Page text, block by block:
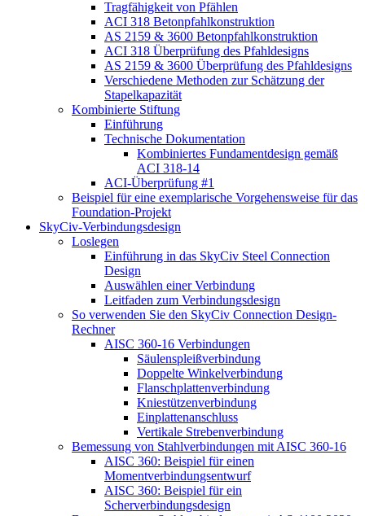
Tragfähigkeit von Pfählen
ACI 318 Betonpfahlkonstruktion
AS 2159 & 3600 Betonpfahlkonstruktion
ACI 318 Überprüfung des Pfahldesigns
AS 2159 & 3600 Überprüfung des Pfahldesigns
Verschiedene Methoden zur Schätzung der
Stapelkapazität
Kombinierte Stiftung
Einführung
Technische Dokumentation
Kombiniertes Fundamentdesign gemäß
ACI 318-14
ACI-Überprüfung #1
Beispiel für eine exemplarische Vorgehensweise für das
Foundation-Projekt
SkyCiv-Verbindungsdesign
Loslegen
Einführung in das SkyCiv Steel Connection
Design
Auswählen einer Verbindung
Leitfaden zum Verbindungsdesign
So verwenden Sie den SkyCiv Connection Design-
Rechner
AISC 360-16 Verbindungen
Säulenspleißverbindung
Doppelte Winkelverbindung
Flanschplattenverbindung
Kniestützenverbindung
Einplattenanschluss
Vertikale Strebenverbindung
Bemessung von Stahlverbindungen mit AISC 360-16
AISC 360: Beispiel für einen
Momentverbindungsentwurf
AISC 360: Beispiel für ein
Scherverbindungsdesign